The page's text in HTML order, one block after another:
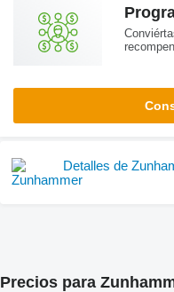
Detalles de
Precios para